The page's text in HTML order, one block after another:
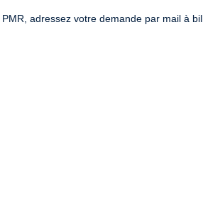
adressez votre demande par mail à